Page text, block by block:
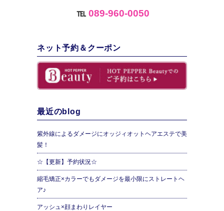
℡ 089-960-0050
ネット予約＆クーポン
最近のblog
紫外線によるダメージにオッジィオットヘアエステで美
髪！
☆【更新】予約状況☆
縮毛矯正×カラーでもダメージを最小限にストレートヘ
ア♪
アッシュ×顔まわりレイヤー